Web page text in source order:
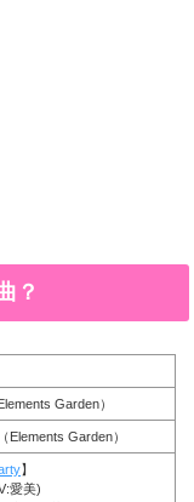
？
Garden）
Elements Garden）
】
愛美)